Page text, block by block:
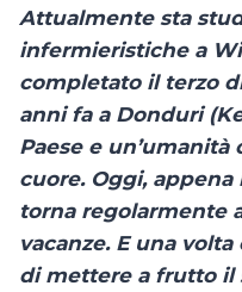
Attualmente sta
infermieristiche a
completato il terzo
anni fa a Donduri
Paese e
cuore. Oggi,
torna regolarmente
vacanze. E una
di mettere a frutto il